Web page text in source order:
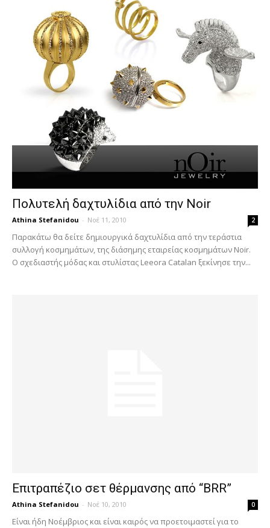
Πολυτελή δαχτυλίδια από την Noir
Athina Stefanidou - Νοέ 11, 2010 2
Παρακάτω θα δείτε δημιουργικά δαχτυλίδια από την τεράστια
συλλογή κοσμημάτων, της διάσημης εταιρείας κοσμημάτων Νoir.
Ο σχεδιαστής μόδας και στυλίστας Leeora Catalan ξεκίνησε την...
Επιτραπέζιο σετ θέρμανσης από “BRR”
Athina Stefanidou - Νοέ 10, 2010 0
Είναι ήδη Νοέμβριος και είναι καιρός να προετοιμαστεί για το